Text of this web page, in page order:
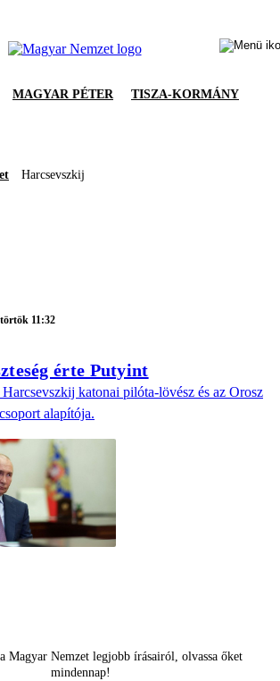
MAGYAR PÉTER TISZA-KORMÁNY
Harcsevszkij
11:32
érte Putyint
katonai pilóta-lövész és az Orosz
alapítója.
Magyar Nemzet legjobb írásairól, olvassa őket
mindennap!